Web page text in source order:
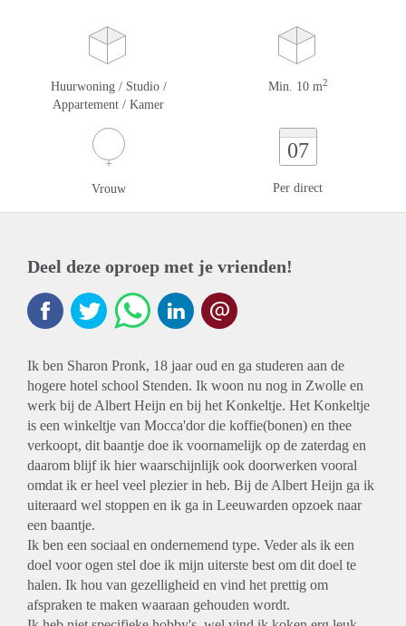
Huurwoning / Studio /
Appartement / Kamer
Min. 10 m2
Vrouw
07
Per direct
Deel deze oproep met je vrienden!
Ik ben Sharon Pronk, 18 jaar oud en ga studeren aan de
hogere hotel school Stenden. Ik woon nu nog in Zwolle en
werk bij de Albert Heijn en bij het Konkeltje. Het Konkeltje
is een winkeltje van Mocca'dor die koffie(bonen) en thee
verkoopt, dit baantje doe ik voornamelijk op de zaterdag en
daarom blijf ik hier waarschijnlijk ook doorwerken vooral
omdat ik er heel veel plezier in heb. Bij de Albert Heijn ga ik
uiteraard wel stoppen en ik ga in Leeuwarden opzoek naar
een baantje.
Ik ben een sociaal en ondernemend type. Veder als ik een
doel voor ogen stel doe ik mijn uiterste best om dit doel te
halen. Ik hou van gezelligheid en vind het prettig om
afspraken te maken waaraan gehouden wordt.